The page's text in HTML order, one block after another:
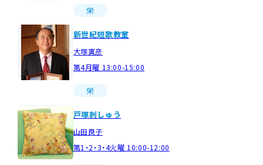
栄
新世紀短歌教室
大塚寅彦
第4月曜 13:00-15:00
栄
戸塚刺しゅう
山田良子
第1・2・3・4火曜 10:00-12:00